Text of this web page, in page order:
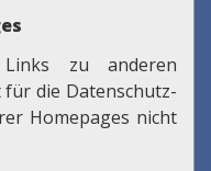
zu anderen
für die Datenschutz-
Homepages nicht